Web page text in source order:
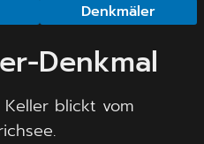
Denkmäler
Denkmal
blickt vom